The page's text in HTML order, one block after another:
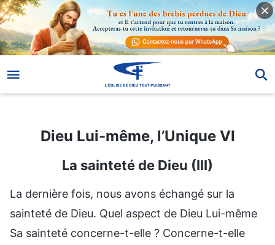
Dieu Lui-même, l’Unique VI
Dieu Lui-même, l’Unique VI
La sainteté de Dieu (III)
La dernière fois, nous avons échangé sur la
sainteté de Dieu. Quel aspect de Dieu Lui-même
Sa sainteté concerne-t-elle ? Concerne-t-elle